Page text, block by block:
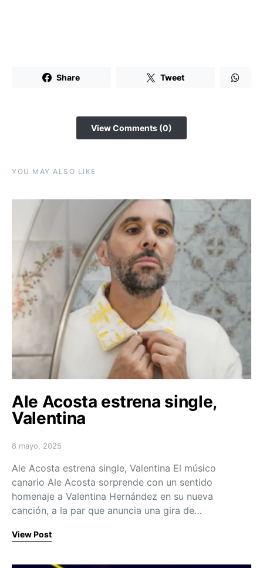
Share Tweet
View Comments (0)
YOU MAY ALSO LIKE
Ale Acosta estrena single,
Valentina
Posted on
8 mayo, 2025
Ale Acosta estrena single, Valentina El músico
canario Ale Acosta sorprende con un sentido
homenaje a Valentina Hernández en su nueva
canción, a la par que anuncia una gira de…
View Post